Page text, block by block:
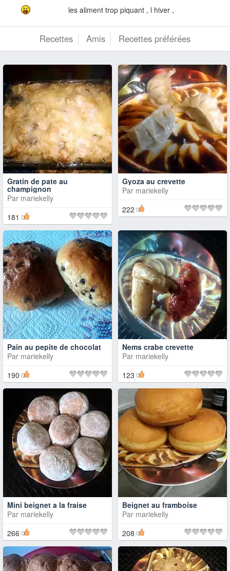
les aliment trop piquant , l hiver ,
Recettes Amis Recettes préférées
Gratin de pate au
champignon
Par mariekelly
181
Gyoza au crevette
Par mariekelly
222
Pain au pepite de chocolat
Par mariekelly
190
Nems crabe crevette
Par mariekelly
123
Mini beignet a la fraise
Par mariekelly
266
Beignet au framboise
Par mariekelly
208